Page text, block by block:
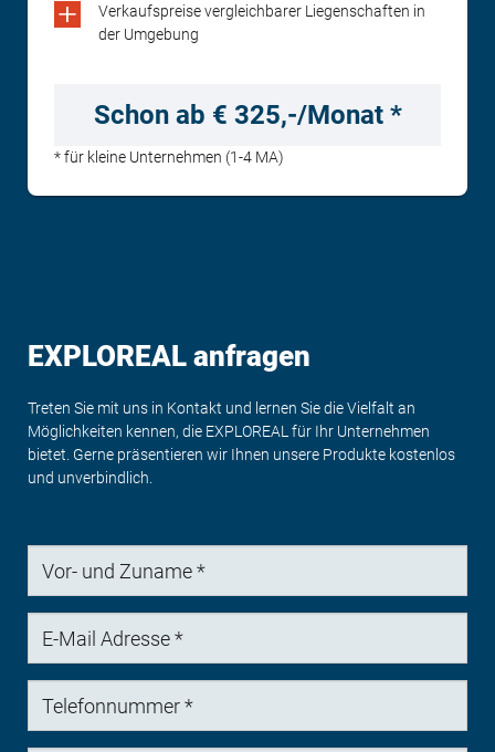
Verkaufspreise vergleichbarer Liegenschaften in
der Umgebung
Schon ab € 325,-/Monat *
* für kleine Unternehmen (1-4 MA)
EXPLOREAL anfragen
Treten Sie mit uns in Kontakt und lernen Sie die Vielfalt an
Möglichkeiten kennen, die EXPLOREAL für Ihr Unternehmen
bietet. Gerne präsentieren wir Ihnen unsere Produkte kostenlos
und unverbindlich.
und
Zuname
Mail
Adresse